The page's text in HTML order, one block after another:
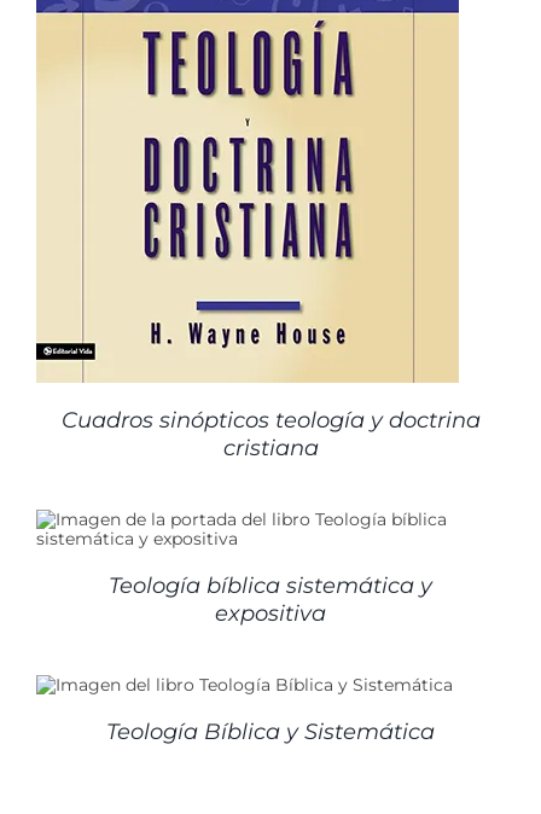
Cuadros sinópticos teología y doctrina
cristiana
Teología bíblica sistemática y
expositiva
Teología Bíblica y Sistemática